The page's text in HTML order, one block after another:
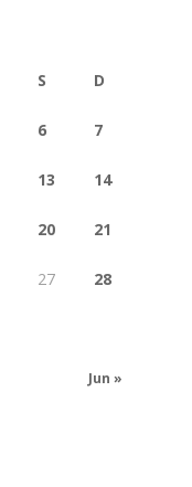
S D
Jun »
6 7
13 14
20 21
27 28